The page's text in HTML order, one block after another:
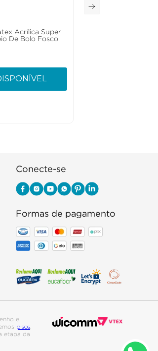
Acrílica Super
De Bolo Fosco
Conecte-se
Formas de pagamento
e
pisos
etapa da